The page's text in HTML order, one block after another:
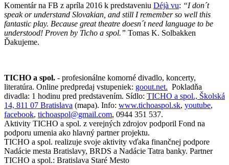
Komentár na FB z apríla 2016 k predstaveniu Déjà vu: “I don´t
speak or understand Slovakian, and still I remember so well this
fantastic play. Because great theatre doesn´t need language to be
understood! Proven by Ticho a spol.” Tomas K. Solbakken
Ďakujeme.
TICHO a spol. - profesionálne komorné divadlo, koncerty,
literatúra. Online predpredaj vstupeniek: goout.net. Pokladňa
divadla: 1 hodinu pred predstavením. Sídlo: TICHO a spol., Školská
14, 811 07 Bratislava (mapa). Info: www.tichoaspol.sk, youtube,
facebook, tichoaspol@gmail.com, 0944 351 537.
Aktivity TICHO a spol. z verejných zdrojov podporil Fond na
podporu umenia ako hlavný partner projektu.
TICHO a spol. realizuje svoje aktivity vďaka finančnej podpore
Nadácie mesta Bratislavy, BRDS a Nadácie Tatra banky. Partner
TICHO a spol.: Bratislava Staré Mesto